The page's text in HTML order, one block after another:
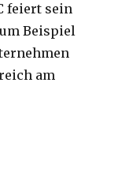
feiert sein
Beispiel
am